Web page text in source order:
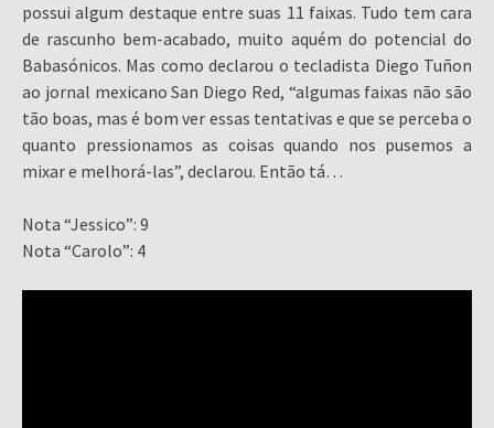
possui algum destaque entre suas 11 faixas. Tudo tem cara
de rascunho bem-acabado, muito aquém do potencial do
Babasónicos. Mas como declarou o tecladista Diego Tuñon
ao jornal mexicano San Diego Red, “algumas faixas não são
tão boas, mas é bom ver essas tentativas e que se perceba o
quanto pressionamos as coisas quando nos pusemos a
mixar e melhorá-las”, declarou. Então tá…
Nota “Jessico”: 9
Nota “Carolo”: 4